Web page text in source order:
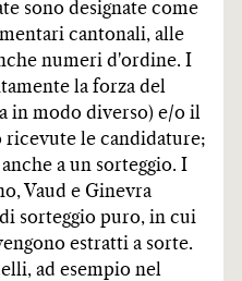
sono designate come
cantonali, alle
numeri d'ordine. I
la forza del
in modo diverso) e/o il
ricevute le candidature;
a un sorteggio. I
Vaud e Ginevra
sorteggio puro, in cui
estratti a sorte.
ad esempio nel